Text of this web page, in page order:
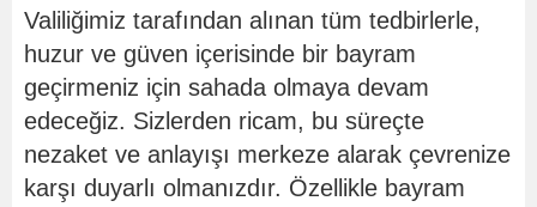
Valiliğimiz tarafından alınan tüm tedbirlerle,
huzur ve güven içerisinde bir bayram
geçirmeniz için sahada olmaya devam
edeceğiz. Sizlerden ricam, bu süreçte
nezaket ve anlayışı merkeze alarak çevrenize
karşı duyarlı olmanızdır. Özellikle bayram